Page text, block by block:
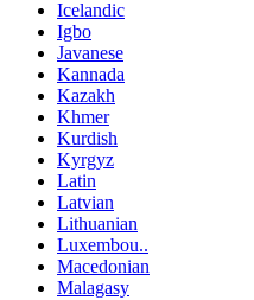
Icelandic
Igbo
Javanese
Kannada
Kazakh
Khmer
Kurdish
Kyrgyz
Latin
Latvian
Lithuanian
Luxembou..
Macedonian
Malagasy